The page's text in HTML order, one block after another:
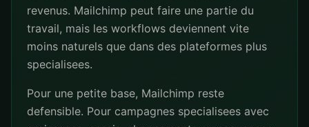
revenus. Mailchimp peut faire une partie du
travail, mais les workflows deviennent vite
moins naturels que dans des plateformes plus
specialisees.
Pour une petite base, Mailchimp reste
defensible. Pour campagnes specialisees avec